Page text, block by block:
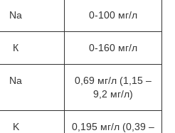
Na 0-100 мг/л
К 0-160 мг/л
Na
0,69 мг/л (1,15 –
9,2 мг/л)
K
0,195 мг/л (0,39 –